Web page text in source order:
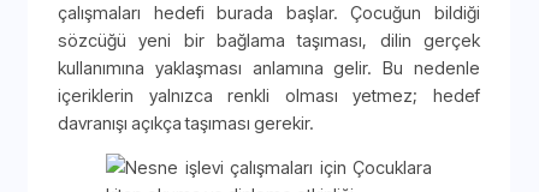
çalışmaları hedefi burada başlar. Çocuğun bildiği
sözcüğü yeni bir bağlama taşıması, dilin gerçek
kullanımına yaklaşması anlamına gelir. Bu nedenle
içeriklerin yalnızca renkli olması yetmez; hedef
davranışı açıkça taşıması gerekir.